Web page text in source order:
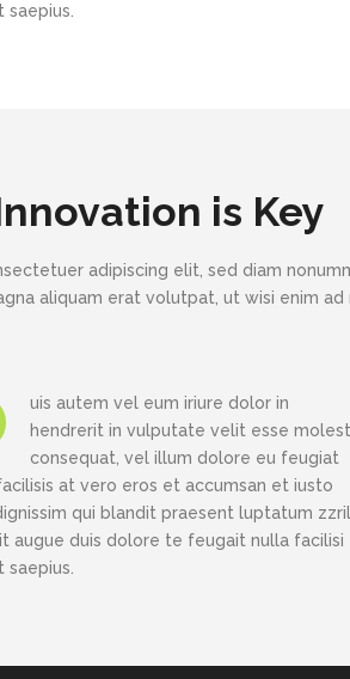
saepius.
is Key
adipiscing elit, sed diam
aliquam erat volutpat, ut wisi enim ad
uis autem vel eum iriure dolor in
hendrerit in vulputate velit esse
consequat, vel illum dolore eu feugiat
at vero eros et accumsan et iusto
qui blandit praesent luptatum zzril
augue duis dolore te feugait nulla facilisi
saepius.